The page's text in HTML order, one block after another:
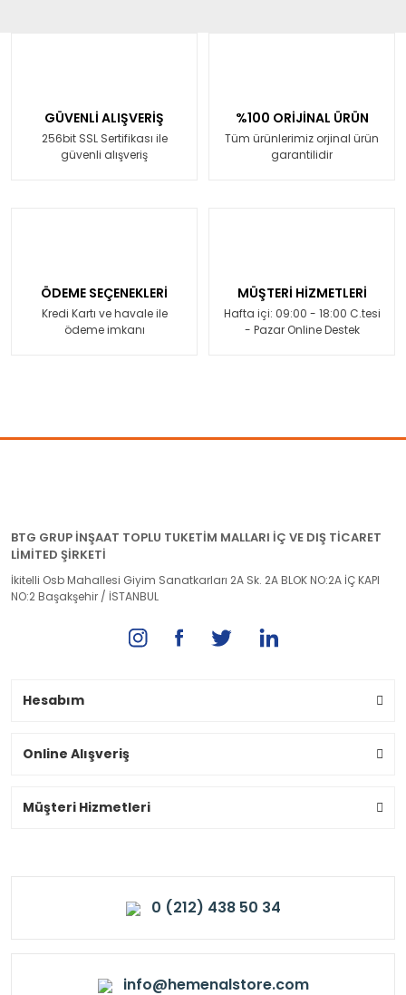
GÜVENLİ ALIŞVERİŞ
256bit SSL Sertifikası ile
güvenli alışveriş
%100 ORİJİNAL ÜRÜN
Tüm ürünlerimiz orjinal ürün
garantilidir
ÖDEME SEÇENEKLERİ
Kredi Kartı ve havale ile
ödeme imkanı
MÜŞTERİ HİZMETLERİ
Hafta içi: 09:00 - 18:00 C.tesi
- Pazar Online Destek
BTG GRUP İNŞAAT TOPLU TUKETİM MALLARI İÇ VE DIŞ TİCARET
LİMİTED ŞİRKETİ
İkitelli Osb Mahallesi Giyim Sanatkarları 2A Sk. 2A BLOK NO:2A İÇ KAPI
NO:2 Başakşehir / İSTANBUL
Hesabım
Online Alışveriş
Müşteri Hizmetleri
0 (212) 438 50 34
info@hemenalstore.com